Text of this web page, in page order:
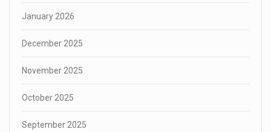
January 2026
December 2025
November 2025
October 2025
September 2025